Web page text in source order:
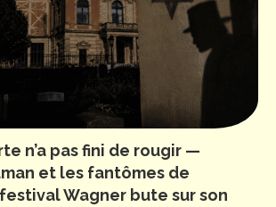
n’a pas fini de rougir —
et les fantômes de
Wagner bute sur son